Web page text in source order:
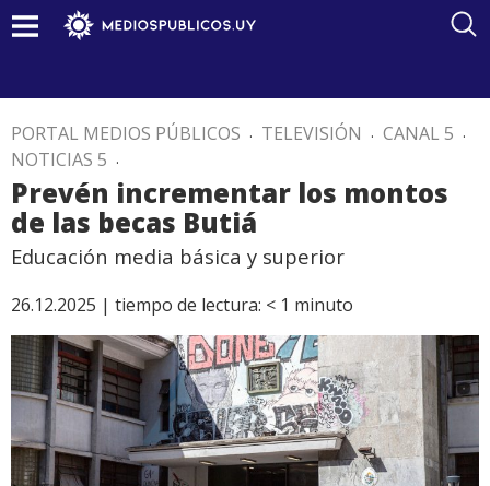
PORTAL MEDIOS PÚBLICOS . TELEVISIÓN . CANAL 5 .
NOTICIAS 5 .
Prevén incrementar los montos
de las becas Butiá
Educación media básica y superior
26.12.2025 | tiempo de lectura: < 1 minuto